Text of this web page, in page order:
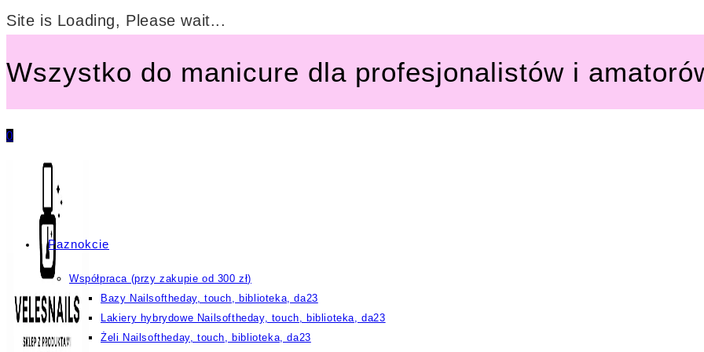
Site is Loading, Please wait...
do
treści
Wszystko do manicure dla profesjonalistów i
0
Paznokcie
Współpraca (przy zakupie od 300 zł)
Bazy Nailsoftheday, touch, biblioteka, da23
Lakiery hybrydowe Nailsoftheday, touch, biblioteka, da23
Żeli Nailsoftheday, touch, biblioteka, da23